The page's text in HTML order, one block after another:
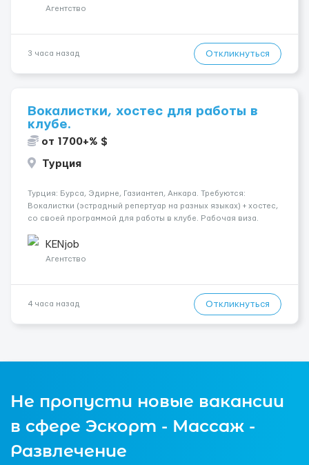
Агентство
3 часа назад Откликнуться
Вокалистки, хостес для работы в
клубе.
от 1700+% $
Турция
Турция: Бурса, Эдирне, Газиантеп, Анкара. Требуются:
Вокалистки (эстрадный репертуар на разных языках) + хостеc,
со своей программой для работы в клубе. Рабочая виза.
одного до трех месяцев. Мед. страховка. Высокая зарплат...
KENjob
Агентство
4 часа назад Откликнуться
Не пропусти новые вакансии
в сфере Эскорт - Массаж -
Развлечение